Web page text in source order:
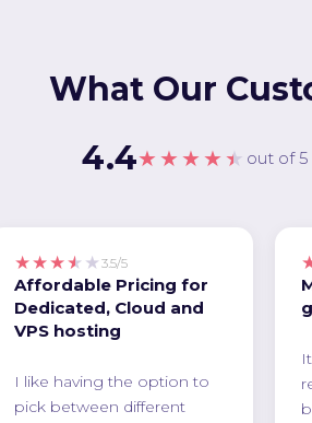
What Our
4.4★★★★★ out of 5
★★★★★ 3.5/5
Affordable Pricing for
Dedicated, Cloud and
VPS hosting
I like having the option to
pick between different